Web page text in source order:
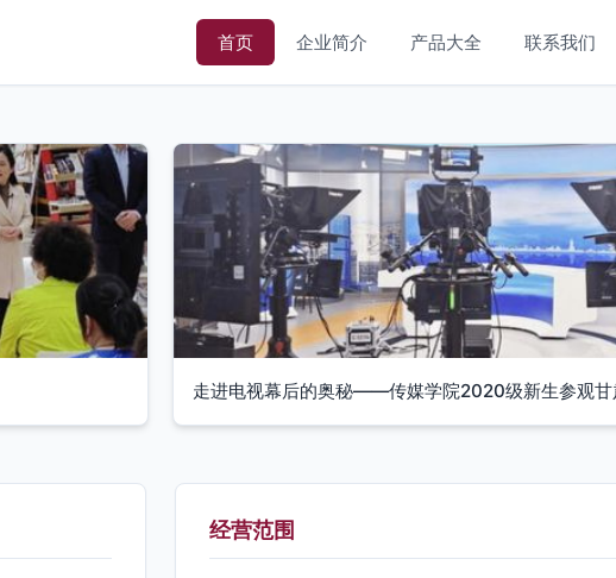
首页 企业简介 产品大全 联系我们
走进电视幕后的奥秘——传媒学院2020级新生参观甘
经营范围